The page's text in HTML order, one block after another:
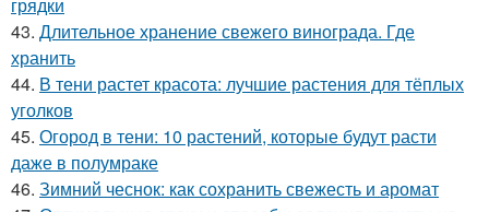
43. Длительное хранение свежего винограда. Где
хранить
44. В тени растет красота: лучшие растения для тёплых
уголков
45. Огород в тени: 10 растений, которые будут расти
даже в полумраке
46. Зимний чеснок: как сохранить свежесть и аромат